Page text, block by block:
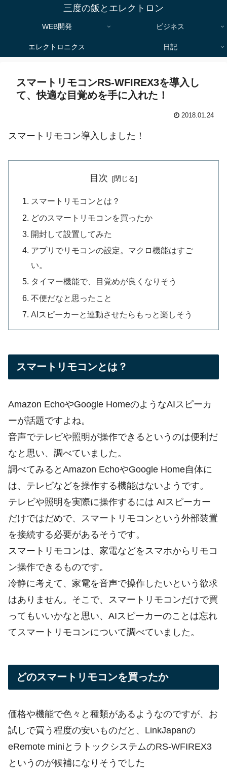
三度の飯とエレクトロン
WEB開発 ビジネス
エレクトロニクス 日記
スマートリモコンRS-WFIREX3を導入し
て、快適な目覚めを手に入れた！
2018.01.24
スマートリモコン導入しました！
目次
スマートリモコンとは？
どのスマートリモコンを買ったか
開封して設置してみた
アプリでリモコンの設定。マクロ機能はすご
い。
タイマー機能で、目覚めが良くなりそう
不便だなと思ったこと
AIスピーカーと連動させたらもっと楽しそう
スマートリモコンとは？
Amazon EchoやGoogle HomeのようなAIスピーカ
ーが話題ですよね。
音声でテレビや照明が操作できるというのは便利だ
なと思い、調べていました。
調べてみるとAmazon EchoやGoogle Home自体に
は、テレビなどを操作する機能はないようです。
テレビや照明を実際に操作するには AIスピーカー
だけではだめで、スマートリモコンという外部装置
を接続する必要があるそうです。
スマートリモコンは、家電などをスマホからリモコ
ン操作できるものです。
冷静に考えて、家電を音声で操作したいという欲求
はありません。そこで、スマートリモコンだけで買
ってもいいかなと思い、AIスピーカーのことは忘れ
てスマートリモコンについて調べていました。
どのスマートリモコンを買ったか
価格や機能で色々と種類があるようなのですが、お
試しで買う程度の安いものだと、LinkJapanの
eRemote miniとラトックシステムのRS-WFIREX3
というのが候補になりそうでした